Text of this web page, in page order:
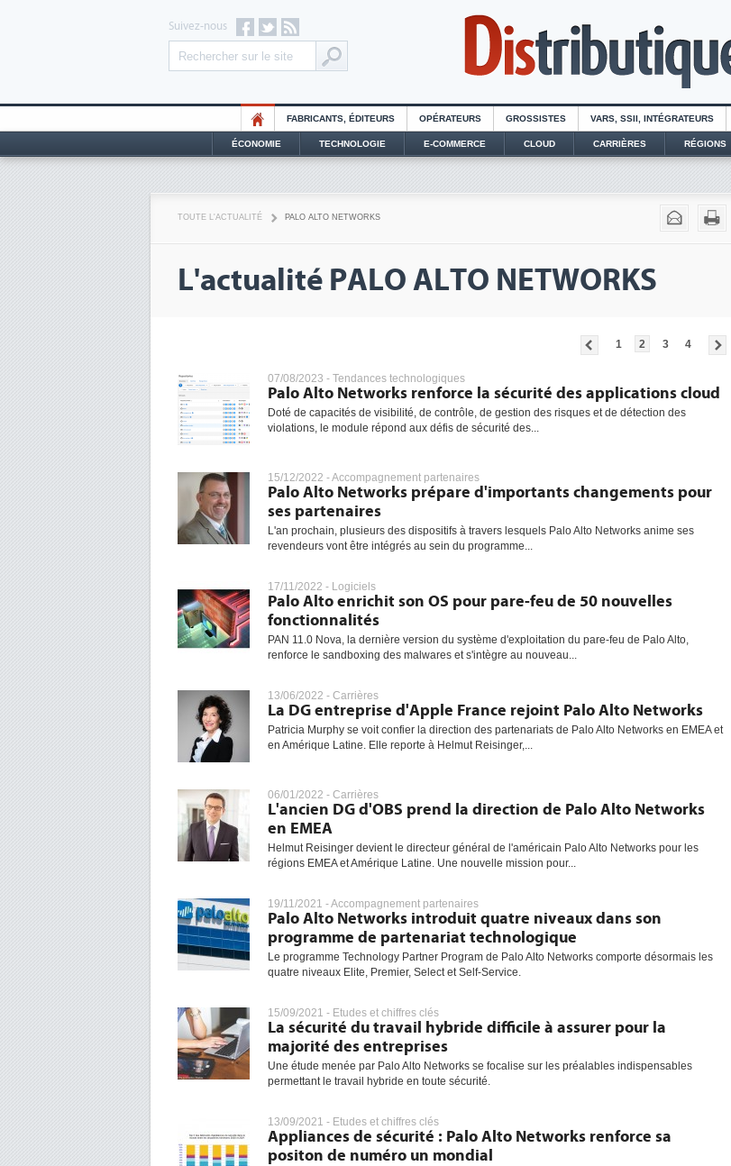
Suivez-nous
FABRICANTS, ÉDITEURS OPÉRATEURS GROSSISTES VARS, SSII, INTÉGRATEURS
ÉCONOMIE TECHNOLOGIE E-COMMERCE CLOUD CARRIÈRES RÉGIONS
TOUTE L'ACTUALITÉ PALO ALTO NETWORKS
L'actualité PALO ALTO NETWORKS
1 2 3 4
07/08/2023 - Tendances technologiques
Palo Alto Networks renforce la sécurité des applications cloud
Doté de capacités de visibilité, de contrôle, de gestion des risques et de détection des
violations, le module répond aux défis de sécurité des...
15/12/2022 -Accompagnement partenaires
Palo Alto Networks prépare d'importants changements pour
ses partenaires
L'an prochain, plusieurs des dispositifs à travers lesquels Palo Alto Networks anime ses
revendeurs vont être intégrés au sein du programme...
17/11/2022 - Logiciels
Palo Alto enrichit son OS pour pare-feu de 50 nouvelles
fonctionnalités
PAN 11.0 Nova, la dernière version du système d'exploitation du pare-feu de Palo Alto,
renforce le sandboxing des malwares et s'intègre au nouveau...
13/06/2022 - Carrières
La DG entreprise d'Apple France rejoint Palo Alto Networks
Patricia Murphy se voit confier la direction des partenariats de Palo Alto Networks en EMEA et
en Amérique Latine. Elle reporte à Helmut Reisinger,...
06/01/2022 - Carrières
L'ancien DG d'OBS prend la direction de Palo Alto Networks
en EMEA
Helmut Reisinger devient le directeur général de l'américain Palo Alto Networks pour les
régions EMEA et Amérique Latine. Une nouvelle mission pour...
19/11/2021 -Accompagnement partenaires
Palo Alto Networks introduit quatre niveaux dans son
programme de partenariat technologique
Le programme Technology Partner Program de Palo Alto Networks comporte désormais les
quatre niveaux Elite, Premier, Select et Self-Service.
15/09/2021 - Etudes et chiffres clés
La sécurité du travail hybride difficile à assurer pour la
majorité des entreprises
Une étude menée par Palo Alto Networks se focalise sur les préalables indispensables
permettant le travail hybride en toute sécurité.
13/09/2021 - Etudes et chiffres clés
Appliances de sécurité : Palo Alto Networks renforce sa
positon de numéro un mondial
En